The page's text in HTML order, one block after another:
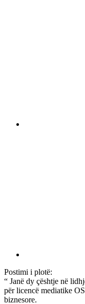
Postimi i plotë:
“ Janë dy çështje në
për licencë mediatike
biznesore.